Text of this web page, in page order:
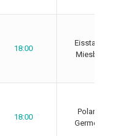
18:00
Eisstadion
Miesbach
18:00
Polariom
Germering